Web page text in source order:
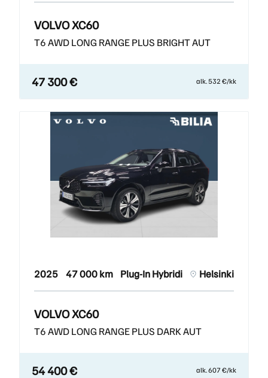
VOLVO XC60
T6 AWD LONG RANGE PLUS BRIGHT AUT
47 300 € alk. 532 €/kk
2025 47 000 km Plug-In Hybridi Helsinki
VOLVO XC60
T6 AWD LONG RANGE PLUS DARK AUT
54 400 € alk. 607 €/kk